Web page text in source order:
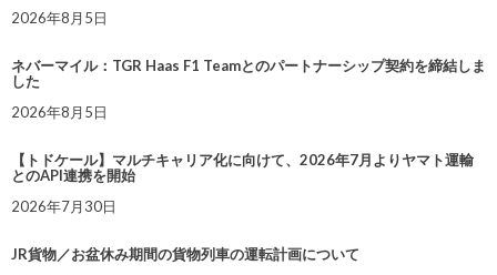
2026年8月5日
ネバーマイル：TGR Haas F1 Teamとのパートナーシップ契約を締結しま
した
2026年8月5日
【トドケール】マルチキャリア化に向けて、2026年7月よりヤマト運輸
とのAPI連携を開始
2026年7月30日
JR貨物／お盆休み期間の貨物列車の運転計画について